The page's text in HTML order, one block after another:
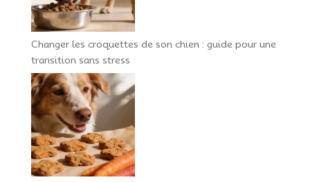
Changer les croquettes de son chien : guide pour une
transition sans stress